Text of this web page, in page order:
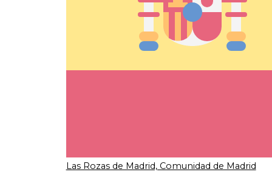
Las Rozas de Madrid, Comunidad de Madrid